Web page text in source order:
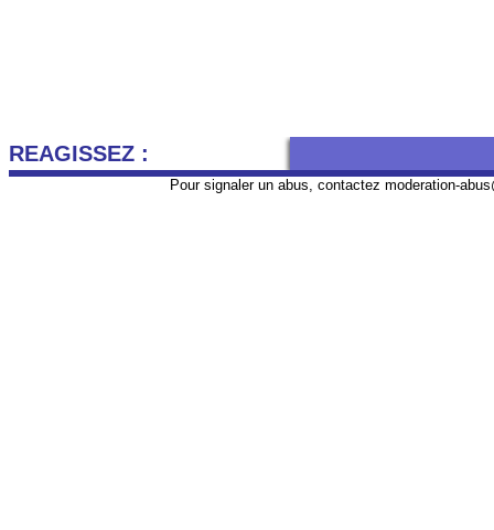
REAGISSEZ :
Pour signaler un abus, contactez moderation-